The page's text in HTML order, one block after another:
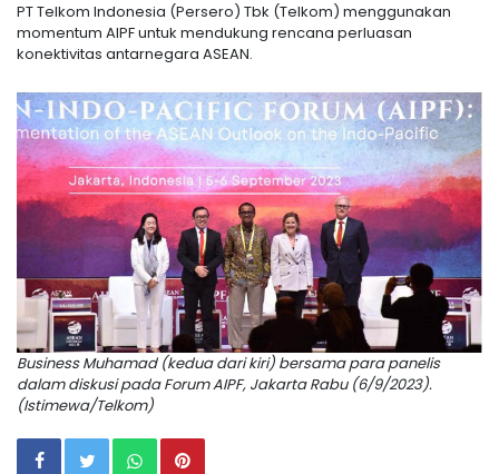
PT Telkom Indonesia (Persero) Tbk (Telkom) menggunakan
momentum AIPF untuk mendukung rencana perluasan
konektivitas antarnegara ASEAN.
Business Muhamad (kedua dari kiri) bersama para panelis
dalam diskusi pada Forum AIPF, Jakarta Rabu (6/9/2023).
(Istimewa/Telkom)